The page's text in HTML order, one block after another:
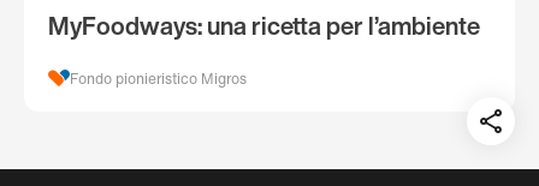
MyFoodways: una ricetta per l’ambiente
Fondo pionieristico Migros
auf: